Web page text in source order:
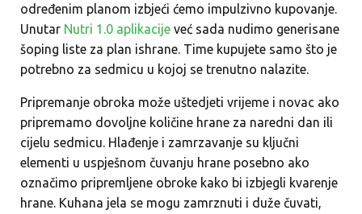
određenim planom izbjeći ćemo impulzivno kupovanje.
Unutar Nutri 1.0 aplikacije već sada nudimo generisane
šoping liste za plan ishrane. Time kupujete samo što je
potrebno za sedmicu u kojoj se trenutno nalazite.
Pripremanje obroka može uštedjeti vrijeme i novac ako
pripremamo dovoljne količine hrane za naredni dan ili
cijelu sedmicu. Hlađenje i zamrzavanje su ključni
elementi u uspješnom čuvanju hrane posebno ako
označimo pripremljene obroke kako bi izbjegli kvarenje
hrane. Kuhana jela se mogu zamrznuti i duže čuvati,